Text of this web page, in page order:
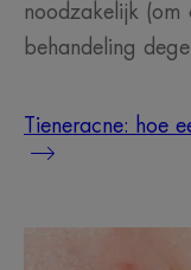
noodzakelijk (om
behandeling
Tieneracne: hoe